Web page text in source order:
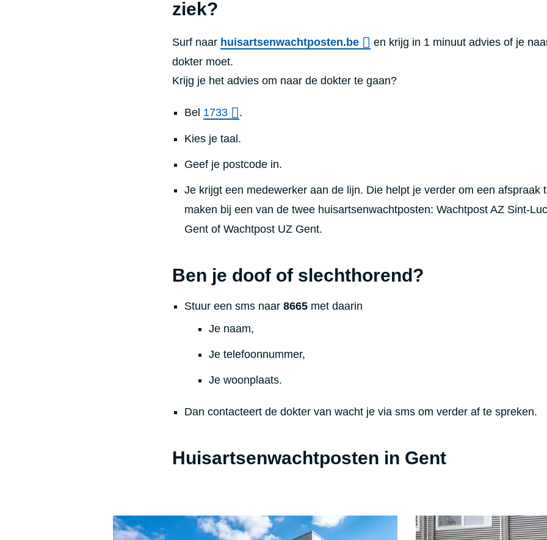
ziek?
Surf naar huisartsenwachtposten.be
en krijg in 1 minuut advies of je
dokter moet.
Krijg je het advies om naar de dokter te gaan?
Bel 1733 .
Kies je taal.
Geef je postcode in.
Je krijgt een medewerker aan de lijn. Die helpt je verder om een afspraak
maken bij een van de twee huisartsenwachtposten: Wachtpost AZ Sint-
Gent of Wachtpost UZ Gent.
Ben je doof of slechthorend?
Stuur een sms naar 8665 met daarin
Je naam,
Je telefoonnummer,
Je woonplaats.
Dan contacteert de dokter van wacht je via sms om verder af te spreken.
Huisartsenwachtposten in Gent